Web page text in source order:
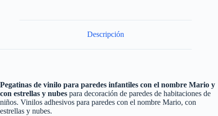
Descripción
Pegatinas de vinilo para paredes infantiles con el nombre Mario y
con estrellas y nubes para decoración de paredes de habitaciones de
niños. Vinilos adhesivos para paredes con el nombre Mario, con
estrellas y nubes.